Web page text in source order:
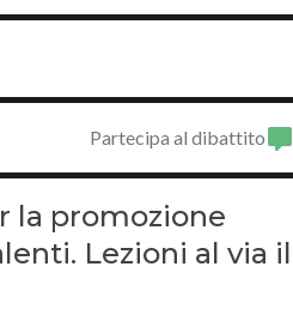
Partecipa al dibattito
la promozione
Lezioni al via il